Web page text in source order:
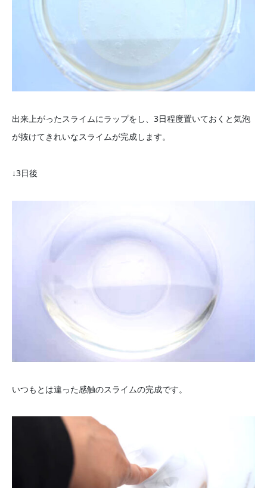
出来上がったスライムにラップをし、3日程度置いておくと気泡
が抜けてきれいなスライムが完成します。
↓3日後
いつもとは違った感触のスライムの完成です。